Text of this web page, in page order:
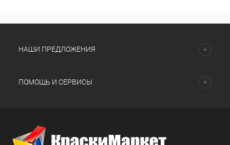
НАШИ ПРЕДЛОЖЕНИЯ
ПОМОЩЬ И СЕРВИСЫ